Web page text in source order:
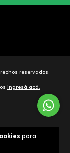
para
reservados.
ingresá acá.